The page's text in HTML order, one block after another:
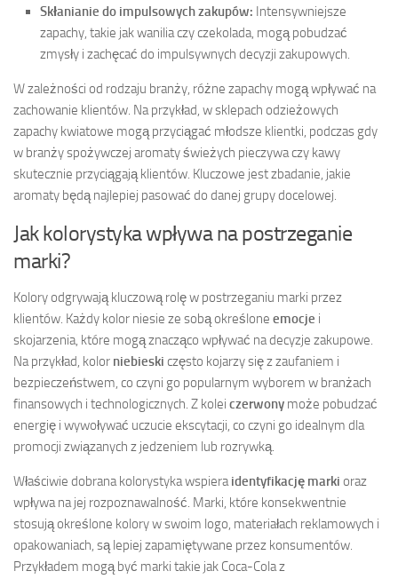
Skłanianie do impulsowych zakupów: Intensywniejsze
zapachy, takie jak wanilia czy czekolada, mogą pobudzać
zmysły i zachęcać do impulsywnych decyzji zakupowych.
W zależności od rodzaju branży, różne zapachy mogą wpływać na
zachowanie klientów. Na przykład, w sklepach odzieżowych
zapachy kwiatowe mogą przyciągać młodsze klientki, podczas gdy
w branży spożywczej aromaty świeżych pieczywa czy kawy
skutecznie przyciągają klientów. Kluczowe jest zbadanie, jakie
aromaty będą najlepiej pasować do danej grupy docelowej.
Jak kolorystyka wpływa na postrzeganie
marki?
Kolory odgrywają kluczową rolę w postrzeganiu marki przez
klientów. Każdy kolor niesie ze sobą określone emocje i
skojarzenia, które mogą znacząco wpływać na decyzje zakupowe.
Na przykład, kolor niebieski często kojarzy się z zaufaniem i
bezpieczeństwem, co czyni go popularnym wyborem w branżach
finansowych i technologicznych. Z kolei czerwony może pobudzać
energię i wywoływać uczucie ekscytacji, co czyni go idealnym dla
promocji związanych z jedzeniem lub rozrywką.
Właściwie dobrana kolorystyka wspieraidentyfikację marki oraz
wpływa na jej rozpoznawalność. Marki, które konsekwentnie
stosują określone kolory w swoim logo, materiałach reklamowych i
opakowaniach, są lepiej zapamiętywane przez konsumentów.
Przykładem mogą być marki takie jak Coca-Cola z